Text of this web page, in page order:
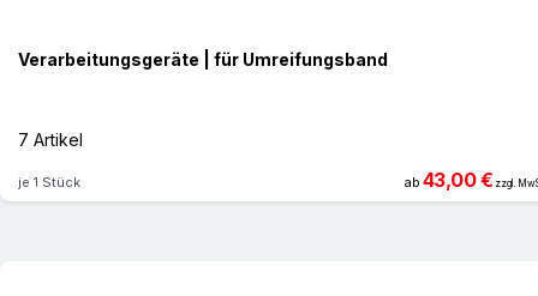
Verarbeitungsgeräte | für Umreifungsband
7 Artikel
je 1 Stück ab 43,00 € zzgl.